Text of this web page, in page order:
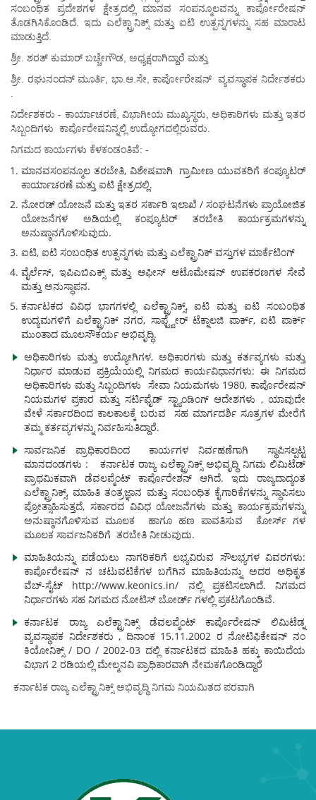
ಸಂಬಂಧಿತ ಪ್ರದೇಶಗಳ ಕ್ಷೇತ್ರದಲ್ಲಿ ಮಾನವ ಸಂಪನ್ಮೂಲವನ್ನು ಕಾರ್ಪೋರೇಷನ್
ತೊಡಗಿಸಿಕೊಂಡಿದೆ. ಇದು ಎಲೆಕ್ಟ್ರಾನಿಕ್ಸ್ ಮತ್ತು ಐಟಿ ಉತ್ಪನ್ನಗಳನ್ನು ಸಹ ಮಾರಾಟ
ಮಾಡುತ್ತಿದೆ.
ಶ್ರೀ. ಶರತ್‌ ಕುಮಾರ್‌ ಬಚ್ಚೇಗೌಡ, ಅಧ್ಯಕ್ಷರಾಗಿದ್ದಾರೆ ಮತ್ತು
ಶ್ರೀ. ರಘುನಂದನ್ ಮೂರ್ತಿ, ಭಾ.ಆ.ಸೇ, ಕಾರ್ಪೋರೇಷನ್ ವ್ಯವಸ್ಥಾಪಕ ನಿರ್ದೇಶಕರು
ನಿರ್ದೇಶಕರು - ಕಾರ್ಯಾಚರಣೆ, ವಿಭಾಗೀಯ ಮುಖ್ಯಸ್ಥರು, ಅಧಿಕಾರಿಗಳು ಮತ್ತು ಇತರ
ಸಿಬ್ಬಂದಿಗಳು ಕಾರ್ಪೊರೇಷನಿನ್ನಲ್ಲಿ ಉದ್ಯೋಗದಲ್ಲಿರುವರು.
ನಿಗಮದ ಕಾರ್ಯಗಳು ಕೆಳಕಂಡಂತಿವೆ: -
ಮಾನವಸಂಪನ್ಮೂಲ ತರಬೇತಿ, ವಿಶೇಷವಾಗಿ ಗ್ರಾಮೀಣ ಯುವಕರಿಗೆ ಕಂಪ್ಯೂಟರ್
ಕಾರ್ಯಾಚರಣೆ ಮತ್ತು ಐಟಿ ಕ್ಷೇತ್ರದಲ್ಲಿ.
ನೋರಡ್ ಯೋಜನೆ ಮತ್ತು ಇತರ ಸರ್ಕಾರಿ ಇಲಾಖೆ / ಸಂಘಟನೆಗಳು ಪ್ರಾಯೋಜಿತ
ಯೋಜನೆಗಳ ಅಡಿಯಲ್ಲಿ ಕಂಪ್ಯೂಟರ್ ತರಬೇತಿ ಕಾರ್ಯಕ್ರಮಗಳನ್ನು
ಅನುಷ್ಠಾನಗೊಳಿಸುವುದು.
ಐಟಿ, ಐಟಿ ಸಂಬಂಧಿತ ಉತ್ಪನ್ನಗಳು ಮತ್ತು ಎಲೆಕ್ಟ್ರಾನಿಕ್ ವಸ್ತುಗಳ ಮಾರ್ಕೆಟಿಂಗ್
ವೈರ್ಲೆಸ್, ಇಪಿಎಬಿಎಕ್ಸ್ ಮತ್ತು ಆಫೀಸ್ ಆಟೊಮೇಷನ್ ಉಪಕರಣಗಳ ಸೇವೆ
ಮತ್ತು ಅನುಸ್ಥಾಪನ.
ಕರ್ನಾಟಕದ ವಿವಿಧ ಭಾಗಗಳಲ್ಲಿ ಎಲೆಕ್ಟ್ರಾನಿಕ್ಸ್, ಐಟಿ ಮತ್ತು ಐಟಿ ಸಂಬಂಧಿತ
ಉದ್ಯಮಗಳಿಗೆ ಎಲೆಕ್ಟ್ರಾನಿಕ್ ನಗರ, ಸಾಫ್ಟ್ವೇರ್ ಟೆಕ್ನಾಲಜಿ ಪಾರ್ಕ್, ಐಟಿ ಪಾರ್ಕ್
ಮುಂತಾದ ಮೂಲಸೌಕರ್ಯ ಅಭಿವೃದ್ಧಿ.
ಅಧಿಕಾರಿಗಳು ಮತ್ತು ಉದ್ಯೋಗಿಗಳ, ಅಧಿಕಾರಗಳು ಮತ್ತು ಕರ್ತವ್ಯಗಳು ಮತ್ತು
ನಿರ್ಧಾರ ಮಾಡುವ ಪ್ರಕ್ರಿಯೆಯಲ್ಲಿ ನಿಗಮದ ಕಾರ್ಯವಿಧಾನಗಳು: ಈ ನಿಗಮದ
ಅಧಿಕಾರಿಗಳು ಮತ್ತು ಸಿಬ್ಬಂದಿಗಳು ಸೇವಾ ನಿಯಮಗಳು 1980, ಕಾರ್ಪೊರೇಷನ್
ನಿಯಮಗಳ ಪ್ರಕಾರ ಮತ್ತು ಸರ್ಟಿಫೈಡ್ ಸ್ಟ್ಯಾಂಡಿಂಗ್ ಆದೇಶಗಳು , ಯಾವುದೇ
ವೇಳೆ ಸರ್ಕಾರದಿಂದ ಕಾಲಕಾಲಕ್ಕೆ ಬರುವ ಸಹ ಮಾರ್ಗದರ್ಶಿ ಸೂತ್ರಗಳ ಮೇರೆಗೆ
ತಮ್ಮ ಕರ್ತವ್ಯಗಳನ್ನು ನಿರ್ವಹಿಸುತಿದ್ದಾರೆ.
ಸಾರ್ವಜನಿಕ ಪ್ರಾಧಿಕಾರದಿಂದ ಕಾರ್ಯಗಳ ನಿರ್ವಹಣೆಗಾಗಿ ಸ್ಥಾಪಿಸಲ್ಪಟ್ಟ
ಮಾನದಂಡಗಳು : ಕರ್ನಾಟಕ ರಾಜ್ಯ ಎಲೆಕ್ಟ್ರಾನಿಕ್ಸ್ ಅಭಿವೃದ್ಧಿ ನಿಗಮ ಲಿಮಿಟೆಡ್
ಪ್ರಾಥಮಿಕವಾಗಿ ಡೆವಲಪ್ಮೆಂಟ್ ಕಾರ್ಪೊರೇಶನ್ ಆಗಿದೆ. ಇದು ರಾಜ್ಯದಾದ್ಯಂತ
ಎಲೆಕ್ಟ್ರಾನಿಕ್ಸ್, ಮಾಹಿತಿ ತಂತ್ರಜ್ಞಾನ ಮತ್ತು ಸಂಬಂಧಿತ ಕೈಗಾರಿಕೆಗಳನ್ನು ಸ್ಥಾಪಿಸಲು
ಪ್ರೋತ್ಸಾಹಿಸುತ್ತದೆ, ಸರ್ಕಾರದ ವಿವಿಧ ಯೋಜನೆಗಳು ಮತ್ತು ಕಾರ್ಯಕ್ರಮಗಳನ್ನು
ಅನುಷ್ಠಾನಗೊಳಿಸುವ ಮೂಲಕ ಹಾಗೂ ಹಣ ಪಾವತಿಸುವ ಕೋರ್ಸ್ ಗಳ
ಮೂಲಕ ಸಾರ್ವಜನಿಕರಿಗೆ ತರಬೇತಿ ನೀಡುವುದು.
ಮಾಹಿತಿಯನ್ನು ಪಡೆಯಲು ನಾಗರಿಕರಿಗೆ ಲಭ್ಯವಿರುವ ಸೌಲಭ್ಯಗಳ ವಿವರಗಳು:
ಕಾರ್ಪೊರೇಷನ್ ನ ಚಟುವಟಿಕೆಗಳ ಬಗೆಗಿನ ಮಾಹಿತಿಯನ್ನು ಅದರ ಅಧಿಕೃತ
ವೆಬ್-ಸೈಟ್ http://www.keonics.in/ ನಲ್ಲಿ ಪ್ರಕಟಿಸಲಾಗಿದೆ. ನಿಗಮದ
ನಿರ್ಧಾರಗಳು ಸಹ ನಿಗಮದ ನೋಟಿಸ್ ಬೋರ್ಡ್ ಗಳಲ್ಲಿ ಪ್ರಕಟಗೊಂಡಿವೆ.
ಕರ್ನಾಟಕ ರಾಜ್ಯ ಎಲೆಕ್ಟ್ರಾನಿಕ್ಸ್ ಡೆವಲಪ್ಮೆಂಟ್ ಕಾರ್ಪೊರೇಷನ್ ಲಿಮಿಟೆಡ್ನ
ವ್ಯವಸ್ಥಾಪಕ ನಿರ್ದೇಶಕರು , ದಿನಾಂಕ 15.11.2002 ರ ನೋಟಿಫಿಕೇಷನ್ ನಂ
ಕಿಯೋನಿಕ್ಸ್ / DO / 2002-03 ದಲ್ಲಿ ಕರ್ನಾಟಕದ ಮಾಹಿತಿ ಹಕ್ಕು ಕಾಯಿದೆಯ
ವಿಭಾಗ 2 ರಡಿಯಲ್ಲಿ ಮೇಲ್ಮನವಿ ಪ್ರಾಧಿಕಾರವಾಗಿ ನೇಮಕಗೊಂಡಿದ್ದಾರೆ
ಕರ್ನಾಟಕ ರಾಜ್ಯ ಎಲೆಕ್ಟ್ರಾನಿಕ್ಸ್ ಅಭಿವೃದ್ಧಿ ನಿಗಮ ನಿಯಮಿತದ ಪರವಾಗಿ